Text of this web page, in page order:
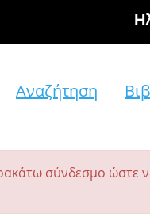
Αναζήτηση
σύνδεσμο ώστε